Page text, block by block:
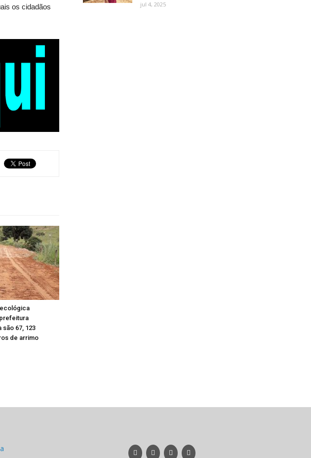
os cidadãos
são 67, 123
de arrimo
jul 4, 2025